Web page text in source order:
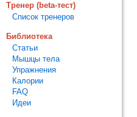
Тренер (beta-тест)
Список тренеров
Библиотека
Статьи
Мышцы тела
Упражнения
Калории
FAQ
Идеи